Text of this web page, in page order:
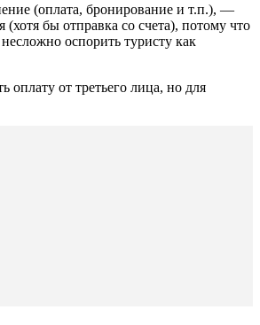
(оплата, бронирование и т.п.), —
бы отправка со счета), потому что
оспорить туристу как
от третьего лица, но для